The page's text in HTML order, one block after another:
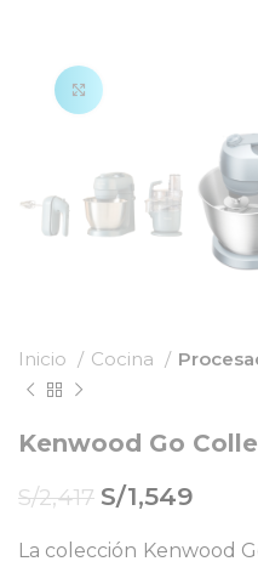
Inicio Cocina
Kenwood Go
S/2,417 S/1,549
La colección Kenwood